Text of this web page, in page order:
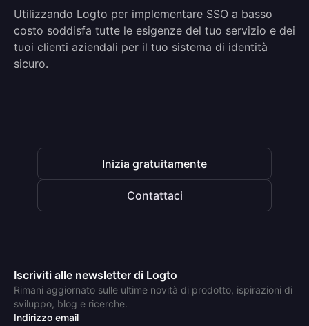
Utilizzando Logto per implementare SSO a basso
costo soddisfa tutte le esigenze del tuo servizio e dei
tuoi clienti aziendali per il tuo sistema di identità
sicuro.
Inizia gratuitamente
Contattaci
Iscriviti alle newsletter di Logto
Rimani aggiornato sulle ultime novità di prodotto, ispirazioni di
sviluppo, blog e ricerche.
Indirizzo email